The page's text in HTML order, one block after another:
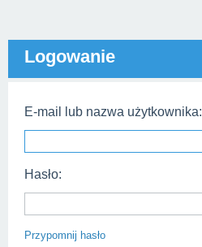
Logowanie
E-mail lub nazwa użytkownika:
Hasło:
Przypomnij hasło